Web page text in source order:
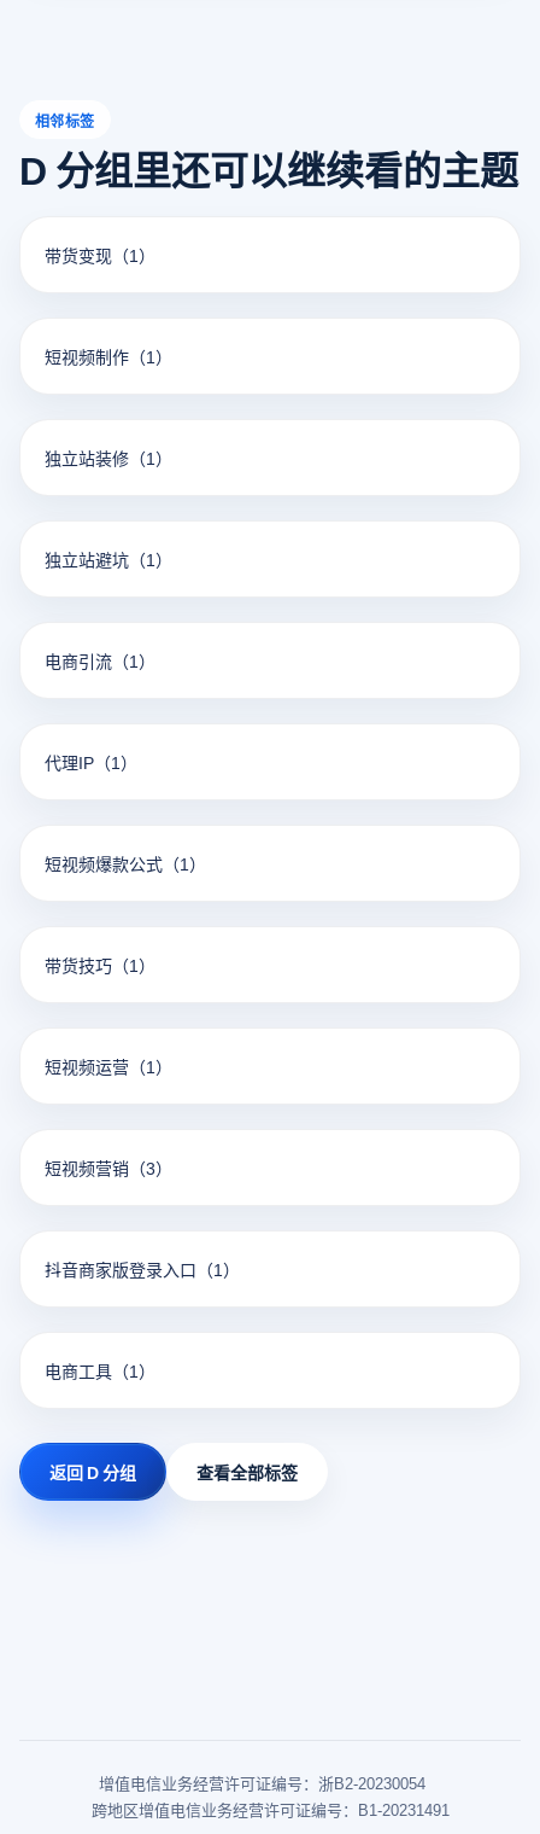
相邻标签
D 分组里还可以继续看的主题
带货变现 （1）
短视频制作 （1）
独立站装修 （1）
独立站避坑 （1）
电商引流 （1）
代理IP （1）
短视频爆款公式 （1）
带货技巧 （1）
短视频运营 （1）
短视频营销 （3）
抖音商家版登录入口 （1）
电商工具 （1）
返回 D 分组 查看全部标签
增值电信业务经营许可证编号：浙B2-20230054
跨地区增值电信业务经营许可证编号：B1-20231491